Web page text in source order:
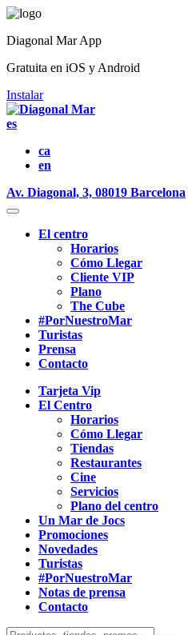
Diagonal Mar App
Gratuita en iOS y Android
Instalar
es
ca
en
Av. Diagonal, 3, 08019 Barcelona
El centro
Horarios
Cómo Llegar
Cliente VIP
Plano
The Cube
#PorNuestroMar
Turistas
Prensa
Contacto
Tarjeta Vip
El Centro
Horarios
Cómo Llegar
Tiendas
Restaurantes
Cine
Servicios
Plano del centro
Un Mar de Jocs
Promociones
Novedades
Turistas
#PorNuestroMar
Notas de prensa
Contacto